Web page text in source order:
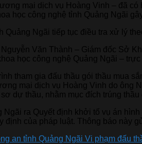
mại dịch vụ Hoàng Vinh – đã
học công nghệ tỉnh Quảng Ngãi
Ngãi tiếp tục điều tra xử lý
Văn Thành – Giám đốc Sở
học công nghệ Quảng Ngãi –
tham gia đấu thầu gói thầu mua
mại dịch vụ Hoàng Vinh do ông
dự thầu, nhằm mục đích trúng thầu
ra Quyết định khởi tố vụ án
của pháp luật. Thông báo này
an tỉnh Quảng Ngãi Vi phạm đấu